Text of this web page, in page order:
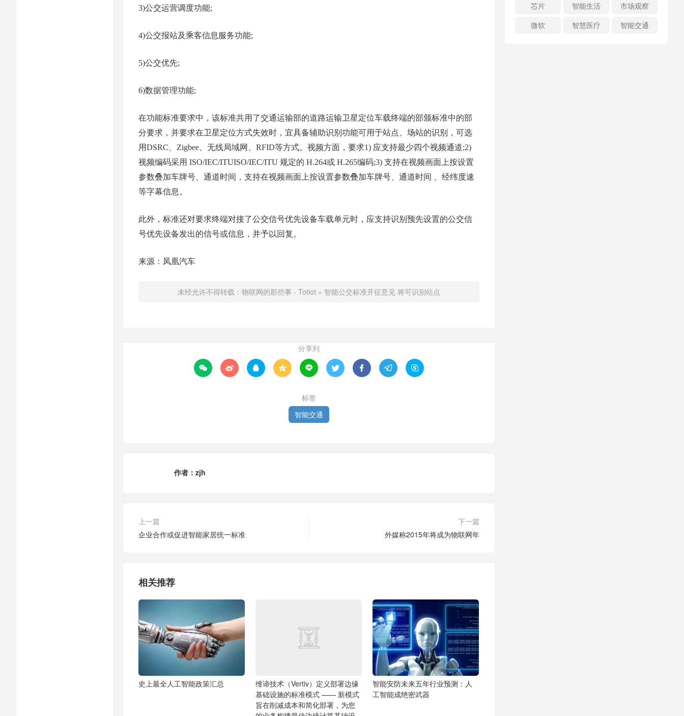
3)公交运营调度功能;
4)公交报站及乘客信息服务功能;
5)公交优先;
6)数据管理功能;
在功能标准要求中，该标准共用了交通运输部的道路运输卫星定位车载终端的部颁标准中的部
分要求，并要求在卫星定位方式失效时，宜具备辅助识别功能可用于站点、场站的识别，可选
用DSRC、Zigbee、无线局域网、RFID等方式。视频方面，要求1) 应支持最少四个视频通道;2)
视频编码采用 ISO/IEC/ITUISO/IEC/ITU 规定的 H.264或 H.265编码;3) 支持在视频画面上按设置
参数叠加车牌号、通道时间，支持在视频画面上按设置参数叠加车牌号、通道时间 、经纬度速
等字幕信息。
此外，标准还对要求终端对接了公交信号优先设备车载单元时，应支持识别预先设置的公交信
号优先设备发出的信号或信息，并予以回复。
来源：凤凰汽车
未经允许不得转载： 物联网的那些事 - Totiot » 智能公交标准开征意见 将可识别站点
分享到
        
标签
智能交通
作者： zjh
上一篇
企业合作或促进智能家居统一标准
下一篇
外媒称2015年将成为物联网年
相关推荐
史上最全人工智能政策汇总
维谛技术（Vertiv）定义部署边缘
基础设施的标准模式 —— 新模式
旨在削减成本和简化部署，为您
智能安防未来五年行业预测：人
工智能成绝密武器
芯片
智能生活
市场观察
微软
智慧医疗 智能交通